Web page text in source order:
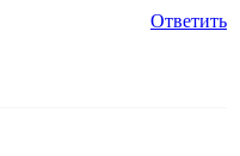
Ответить